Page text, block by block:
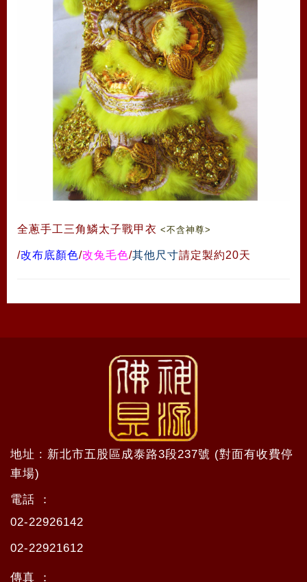
全蔥手工三角鱗太子戰甲衣 <不含神尊>
/改布底顏色/改兔毛色/其他尺寸請定製約20天
地址 : 新北市五股區成泰路3段237號 (對面有收費停
車場)
電話 ：
02-22926142
02-22921612
傳真 ：